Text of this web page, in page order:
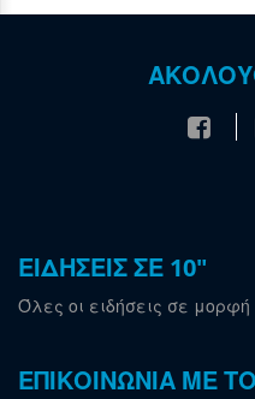
ΕΙΔΗΣΕΙΣ ΣΕ 10"
Όλες οι ειδήσεις σε μορφή
ΕΠΙΚΟΙΝΩΝΙΑ ΜΕ